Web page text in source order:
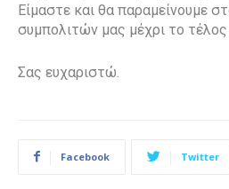
Είμαστε και θα παραμείνουμε
συμπολιτών μας μέχρι το
Σας ευχαριστώ.
Facebook Twitter